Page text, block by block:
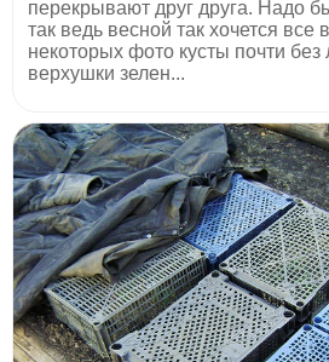
перекрывают друг друга. Надо
так ведь весной так хочется все
некоторых фото кусты почти без
верхушки зелен...